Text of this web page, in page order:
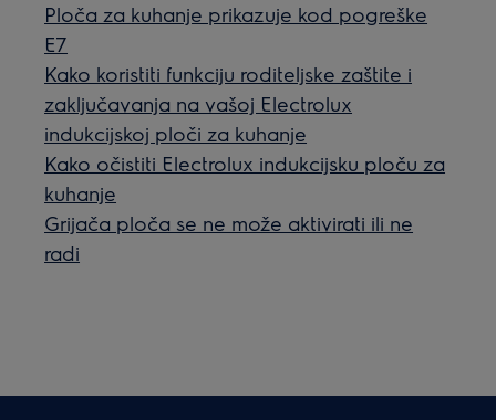
Ploča za kuhanje prikazuje kod pogreške
E7
Kako koristiti funkciju roditeljske zaštite i
zaključavanja na vašoj Electrolux
indukcijskoj ploči za kuhanje
Kako očistiti Electrolux indukcijsku ploču za
kuhanje
Grijača ploča se ne može aktivirati ili ne
radi